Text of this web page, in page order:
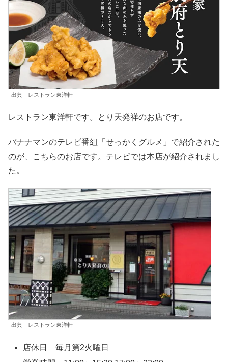
出典 レストラン東洋軒
レストラン東洋軒です。とり天発祥のお店です。
バナナマンのテレビ番組「せっかくグルメ」で紹介された
のが、こちらのお店です。テレビでは本店が紹介されまし
た。
出典 レストラン東洋軒
店休日 毎月第2火曜日